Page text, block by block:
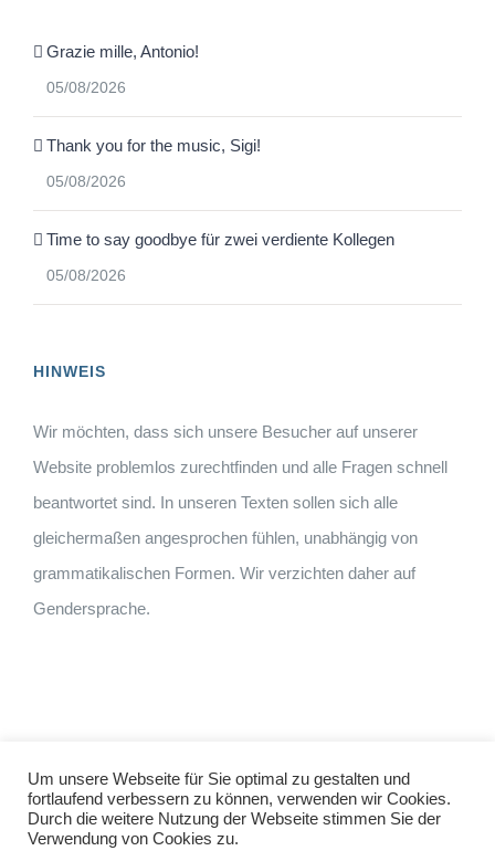
Grazie mille, Antonio!
05/08/2026
Thank you for the music, Sigi!
05/08/2026
Time to say goodbye für zwei verdiente Kollegen
05/08/2026
HINWEIS
Wir möchten, dass sich unsere Besucher auf unserer
Website problemlos zurechtfinden und alle Fragen schnell
beantwortet sind. In unseren Texten sollen sich alle
gleichermaßen angesprochen fühlen, unabhängig von
grammatikalischen Formen. Wir verzichten daher auf
Gendersprache.
Impressum Datenschutz©hallo!rot
Um unsere Webseite für Sie optimal zu gestalten und
fortlaufend verbessern zu können, verwenden wir Cookies.
Durch die weitere Nutzung der Webseite stimmen Sie der
Verwendung von Cookies zu.